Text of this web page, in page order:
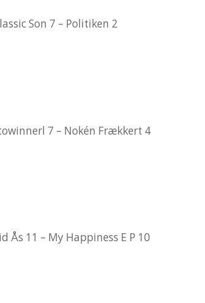
Son 7 – Politiken 2
7 – Nokén Frækkert 4
11 – My Happiness E P 10